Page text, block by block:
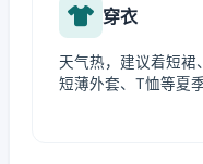
穿衣
天气热，建议着短裙
短薄外套、T恤等夏